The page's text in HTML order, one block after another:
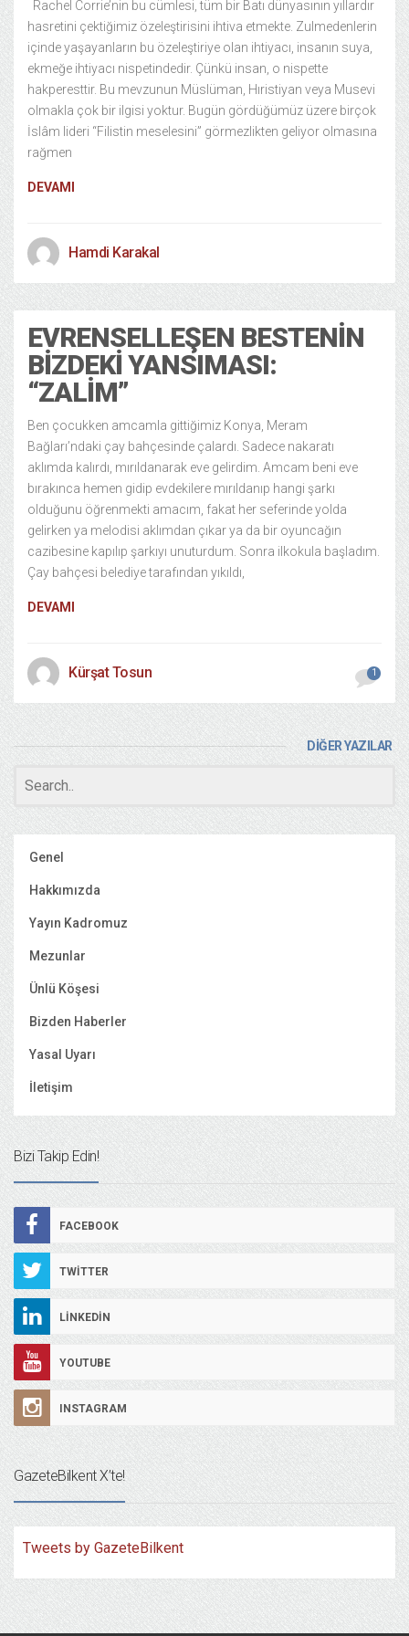
Rachel Corrie’nin bu cümlesi, tüm bir Batı dünyasının yıllardır
hasretini çektiğimiz özeleştirisini ihtiva etmekte. Zulmedenlerin
içinde yaşayanların bu özeleştiriye olan ihtiyacı, insanın suya,
ekmeğe ihtiyacı nispetindedir. Çünkü insan, o nispette
hakperesttir. Bu mevzunun Müslüman, Hıristiyan veya Musevi
olmakla çok bir ilgisi yoktur. Bugün gördüğümüz üzere birçok
İslâm lideri “Filistin meselesini” görmezlikten geliyor olmasına
rağmen
DEVAMI
Hamdi Karakal
EVRENSELLEŞEN BESTENIN
BIZDEKI YANSIMASI:
“ZALIM”
Ben çocukken amcamla gittiğimiz Konya, Meram
Bağları’ndaki çay bahçesinde çalardı. Sadece nakaratı
aklımda kalırdı, mırıldanarak eve gelirdim. Amcam beni eve
bırakınca hemen gidip evdekilere mırıldanıp hangi şarkı
olduğunu öğrenmekti amacım, fakat her seferinde yolda
gelirken ya melodisi aklımdan çıkar ya da bir oyuncağın
cazibesine kapılıp şarkıyı unuturdum. Sonra ilkokula başladım.
Çay bahçesi belediye tarafından yıkıldı,
DEVAMI
Kürşat Tosun 1
DİĞER YAZILAR
Genel
Hakkımızda
Yayın Kadromuz
Mezunlar
Ünlü Köşesi
Bizden Haberler
Yasal Uyarı
İletişim
Bizi Takip Edin!
FACEBOOK
TWITTER
LINKEDIN
YOUTUBE
INSTAGRAM
GazeteBilkent X’te!
Tweets by GazeteBilkent